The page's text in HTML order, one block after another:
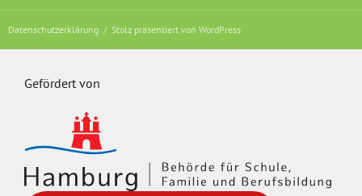
Datenschutzerklärung Stolz präsentiert von WordPress
Gefördert von